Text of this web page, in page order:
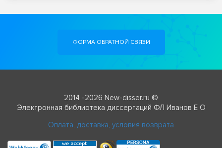
ФОРМА ОБРАТНОЙ СВЯЗИ
2014 -2026 New-disser.ru ©
Электронная библиотека диссертаций ФЛ Иванов Е О
Оплата, доставка, условия возврата